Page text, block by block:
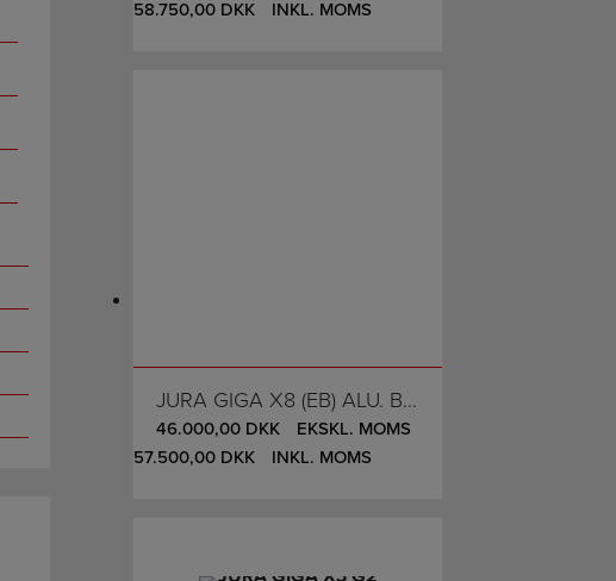
58.750,00 DKK INKL. MOMS
JURA GIGA X8 (EB) ALU. BLACK, VANDTANK (200 KOPPER PR. DAG)
46.000,00 DKK
EKSKL. MOMS
57.500,00 DKK INKL. MOMS